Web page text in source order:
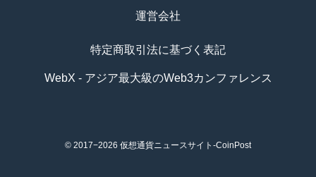
運営会社
特定商取引法に基づく表記
WebX - アジア最大級のWeb3カンファレンス
© 2017−2026 仮想通貨ニュースサイト-CoinPost